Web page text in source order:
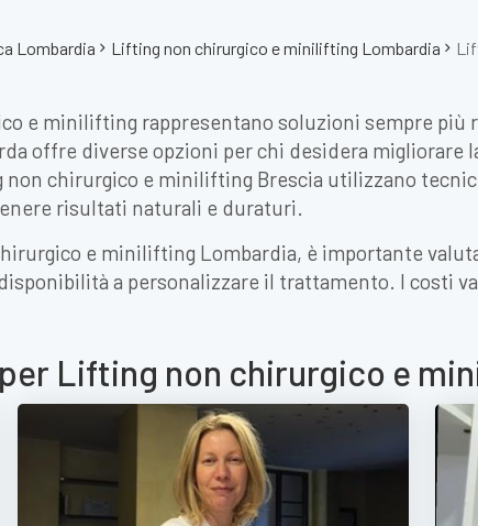
Lombardia Lifting non chirurgico e minilifting Lombardia
e minilifting rappresentano soluzioni sempre più
offre diverse opzioni per chi desidera migliorare
chirurgico e minilifting Brescia utilizzano
risultati naturali e duraturi.
e minilifting Lombardia, è importante
a personalizzare il trattamento. I costi
Lifting non chirurgico e